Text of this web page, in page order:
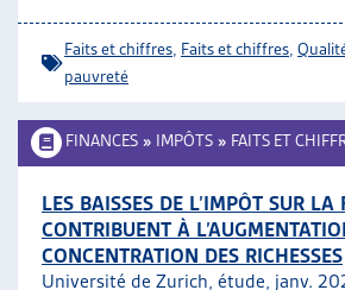
Faits et chiffres Faits et chiffres
pauvreté
FINANCES » IMPÔTS » FAITS ET
LES BAISSES DE L’IMPÔT SUR LA
CONTRIBUENT À
CONCENTRATION DES RICHESSES
Université de Zurich, étude, janv.